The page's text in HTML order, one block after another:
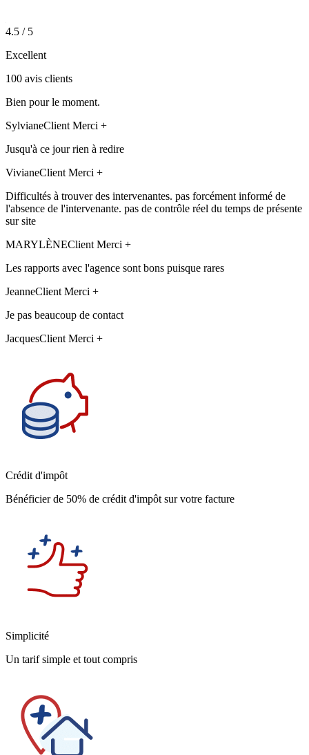
4.5 / 5
Excellent
100 avis clients
Bien pour le moment.
SylvianeClient Merci +
Jusqu'à ce jour rien à redire
VivianeClient Merci +
Difficultés à trouver des intervenantes. pas forcément informé de
l'absence de l'intervenante. pas de contrôle réel du temps de présente
sur site
MARYLÈNEClient Merci +
Les rapports avec l'agence sont bons puisque rares
JeanneClient Merci +
Je pas beaucoup de contact
JacquesClient Merci +
Crédit d'impôt
Bénéficier de 50% de crédit d'impôt sur votre facture
Simplicité
Un tarif simple et tout compris